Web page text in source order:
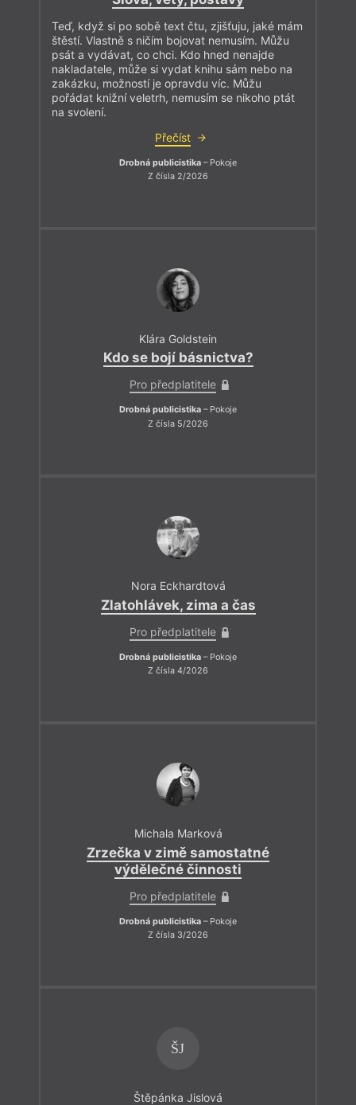
Teď, když si po sobě text čtu, zjišťuju, jaké mám
štěstí. Vlastně s ničím bojovat nemusím. Můžu
psát a vydávat, co chci. Kdo hned nenajde
nakladatele, může si vydat knihu sám nebo na
zakázku, možností je opravdu víc. Můžu
pořádat knižní veletrh, nemusím se nikoho ptát
na svolení.
Přečíst
Drobná publicistika – Pokoje
Z čísla 2/2026
Klára Goldstein
Kdo se bojí básnictva?
Pro předplatitele
Drobná publicistika – Pokoje
Z čísla 5/2026
Nora Eckhardtová
Zlatohlávek, zima a čas
Pro předplatitele
Drobná publicistika – Pokoje
Z čísla 4/2026
Michala Marková
Zrzečka v zimě samostatné
výdělečné činnosti
Pro předplatitele
Drobná publicistika – Pokoje
Z čísla 3/2026
ŠJ
Štěpánka Jislová